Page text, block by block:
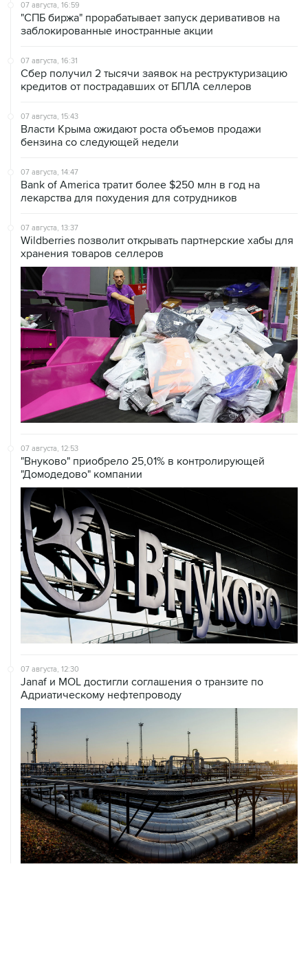
07 августа, 16:59
"СПБ биржа" прорабатывает запуск деривативов на
заблокированные иностранные акции
07 августа, 16:31
Сбер получил 2 тысячи заявок на реструктуризацию
кредитов от пострадавших от БПЛА селлеров
07 августа, 15:43
Власти Крыма ожидают роста объемов продажи
бензина со следующей недели
07 августа, 14:47
Bank of America тратит более $250 млн в год на
лекарства для похудения для сотрудников
07 августа, 13:37
Wildberries позволит открывать партнерские хабы для
хранения товаров селлеров
07 августа, 12:53
"Внуково" приобрело 25,01% в контролирующей
"Домодедово" компании
07 августа, 12:30
Janaf и MOL достигли соглашения о транзите по
Адриатическому нефтепроводу